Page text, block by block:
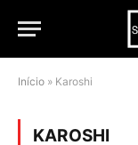
Início » Karoshi
KAROSHI